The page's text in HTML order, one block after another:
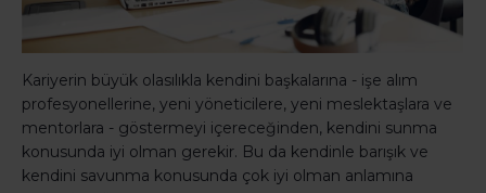
Kariyerin büyük olasılıkla kendini başkalarına - işe alım
profesyonellerine, yeni yöneticilere, yeni meslektaşlara ve
mentorlara - göstermeyi içereceğinden, kendini sunma
konusunda iyi olman gerekir. Bu da kendinle barışık ve
kendini savunma konusunda çok iyi olman anlamına